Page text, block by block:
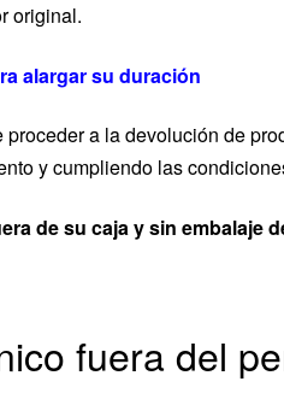
original.
alargar su duración
proceder a la devolución de
y cumpliendo las
de su caja y sin embalaje
fuera del